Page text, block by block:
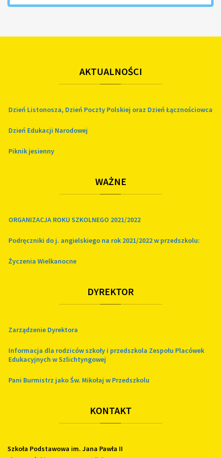
AKTUALNOŚCI
Dzień Listonosza, Dzień Poczty Polskiej oraz Dzień Łącznościowca
Dzień Edukacji Narodowej
Piknik jesienny
WAŻNE
ORGANIZACJA ROKU SZKOLNEGO 2021/2022
Podręczniki do j. angielskiego na rok 2021/2022 w przedszkolu:
Życzenia Wielkanocne
DYREKTOR
Zarządzenie Dyrektora
Informacja dla rodziców szkoły i przedszkola Zespołu Placówek
Edukacyjnych w Szlichtyngowej
Pani Burmistrz jako Św. Mikołaj w Przedszkolu
KONTAKT
Szkoła Podstawowa im. Jana Pawła II